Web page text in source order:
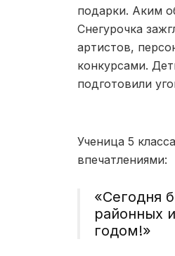
подарки. Аким
Снегурочка
артистов,
конкурсами.
подготовили
Ученица 5
впечатлениями:
«Сегодня
районных
годом!»